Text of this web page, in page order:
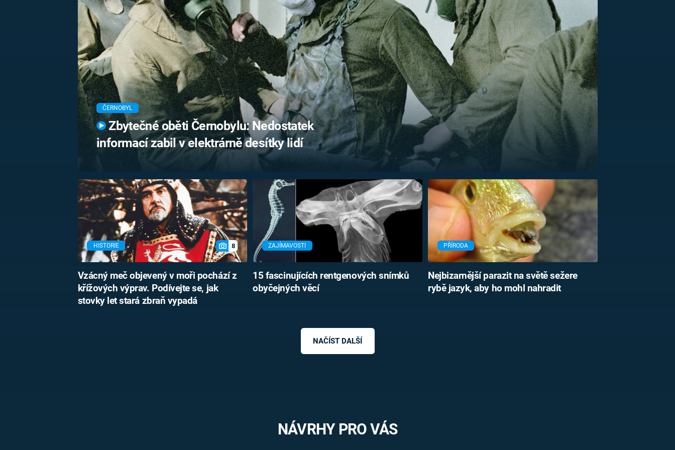
PRVNÍ SVĚTOVÁ
MARIE TEREZIE
NAPOLEON
BONAPARTE
BRITSKÁ
KRÁLOVSKÁ
RODINA
UFO A
MIMOZEMŠŤANÉ
UTAJENÉ PŘÍBĚHY
ČESKÝCH DĚJIN
ALTERNATIVNÍ
HISTORIE
FILMY VERSUS
REALITA
HORORY VERSUS
REALITA
OPTICKÉ ILUZE A
KLAMY
ČERNOBYL
Zbytečné oběti Černobylu: Nedostatek
informací zabil v elektrárně desítky lidí
HISTORIE 8
Vzácný meč objevený v moři pochází z
křížových výprav. Podívejte se, jak
stovky let stará zbraň vypadá
ZAJÍMAVOSTI
15 fascinujících rentgenových snímků
obyčejných věcí
PŘÍRODA
Nejbizarnější parazit na světě sežere
rybě jazyk, aby ho mohl nahradit
NAČÍST DALŠÍ
NÁVRHY PRO VÁS